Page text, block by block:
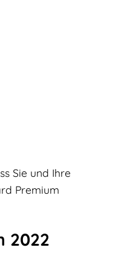
Sie und Ihre
Premium
2022